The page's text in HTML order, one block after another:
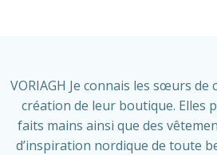
VORIAGH Je connais les sœurs de
création de leur boutique. Elles
faits mains ainsi que des
d’inspiration nordique de toute